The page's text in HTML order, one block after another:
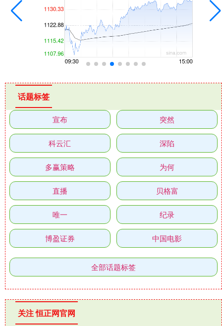
话题标签
宣布 突然
科云汇 深陷
多赢策略 为何
直播 贝格富
唯一 纪录
博盈证券 中国电影
全部话题标签
关注 恒正网官网